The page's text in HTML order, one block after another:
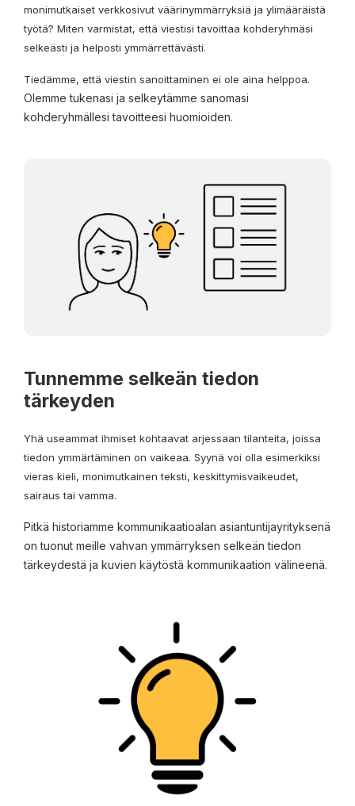
monimutkaiset verkkosivut väärinymmärryksiä ja ylimääräistä
työtä? Miten varmistat, että viestisi tavoittaa kohderyhmäsi
selkeästi ja helposti ymmärrettävästi.
Tiedämme, että viestin sanoittaminen ei ole aina helppoa.
Olemme tukenasi ja selkeytämme sanomasi
kohderyhmällesi tavoitteesi huomioiden.
Tunnemme selkeän tiedon
tärkeyden
Yhä useammat ihmiset kohtaavat arjessaan tilanteita, joissa
tiedon ymmärtäminen on vaikeaa. Syynä voi olla esimerkiksi
vieras kieli, monimutkainen teksti, keskittymisvaikeudet,
sairaus tai vamma.
Pitkä historiamme kommunikaatioalan asiantuntijayrityksenä
on tuonut meille vahvan ymmärryksen selkeän tiedon
tärkeydestä ja kuvien käytöstä kommunikaation välineenä.